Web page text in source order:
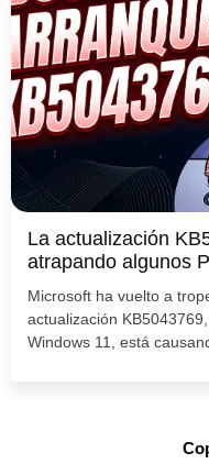
La actualización
atrapando algunos
Microsoft ha vuelto a
actualización
Windows 11, está